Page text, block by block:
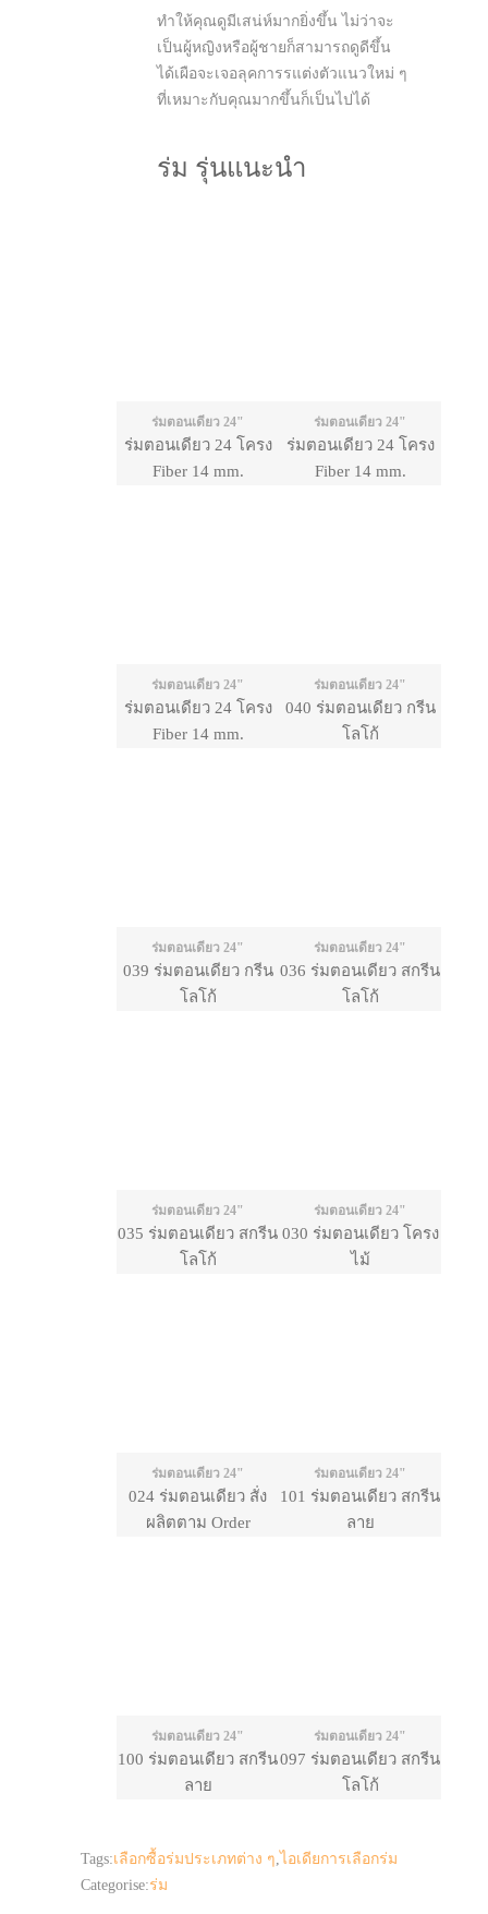
ทำให้คุณดูมีเสน่ห์มากยิ่งขึ้น ไม่ว่าจะ
เป็นผู้หญิงหรือผู้ชายก็สามารถดูดีขึ้น
ได้เผือจะเจอลุคการรแต่งตัวแนวใหม่ ๆ
ที่เหมาะกับคุณมากขึ้นก็เป็นไปได้
ร่ม รุ่นแนะนำ
ร่มตอนเดียว 24"
ร่มตอนเดียว 24 โครง
Fiber 14 mm.
ร่มตอนเดียว 24"
ร่มตอนเดียว 24 โครง
Fiber 14 mm.
ร่มตอนเดียว 24"
ร่มตอนเดียว 24 โครง
Fiber 14 mm.
ร่มตอนเดียว 24"
040 ร่มตอนเดียว กรีน
โลโก้
ร่มตอนเดียว 24"
039 ร่มตอนเดียว กรีน
โลโก้
ร่มตอนเดียว 24"
036 ร่มตอนเดียว สกรีน
โลโก้
ร่มตอนเดียว 24"
035 ร่มตอนเดียว สกรีน
โลโก้
ร่มตอนเดียว 24"
030 ร่มตอนเดียว โครง
ไม้
ร่มตอนเดียว 24"
024 ร่มตอนเดียว สั่ง
ผลิตตาม Order
ร่มตอนเดียว 24"
101 ร่มตอนเดียว สกรีน
ลาย
ร่มตอนเดียว 24"
100 ร่มตอนเดียว สกรีน
ลาย
ร่มตอนเดียว 24"
097 ร่มตอนเดียว สกรีน
โลโก้
Tags:เลือกซื้อร่มประเภทต่าง ๆ,ไอเดียการเลือกร่ม
Categorise:ร่ม